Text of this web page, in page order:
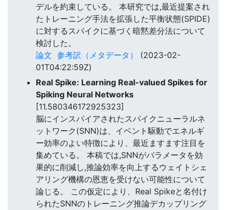
デルを約束している。 本研究では,最近提案され
たトレーニング手法を拡張した平衡状態(SPIDE)
に対するスパイクに基づく暗黙差分法について
検討した。
論文 参考訳（メタデータ）
(2023-02-
01T04:22:59Z)
Real Spike: Learning Real-valued Spikes for
Spiking Neural Networks
[11.580346172925323]
脳にインスパイアされたスパイクニューラルネ
ットワーク(SNN)は、イベント駆動でエネルギ
ー効率のよい特徴により、最近ますます注目を
集めている。 本稿では,SNNがパラメータを効
果的に削減し,推論効率を向上するウェイトシェ
アリング機構の恩恵を受けない可能性について
論じる。 この仮定により、Real Spikeと名付け
られたSNNのトレーニング推論デカップリング